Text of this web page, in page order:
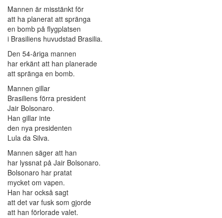
Mannen är misstänkt för
att ha planerat att spränga
en bomb på flygplatsen
i Brasiliens huvudstad Brasilia.
Den 54-åriga mannen
har erkänt att han planerade
att spränga en bomb.
Mannen gillar
Brasiliens förra president
Jair Bolsonaro.
Han gillar inte
den nya presidenten
Lula da Silva.
Mannen säger att han
har lyssnat på Jair Bolsonaro.
Bolsonaro har pratat
mycket om vapen.
Han har också sagt
att det var fusk som gjorde
att han förlorade valet.